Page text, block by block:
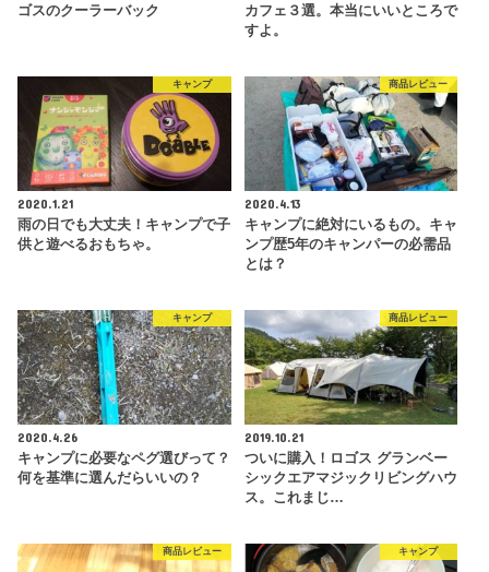
ゴスのクーラーバック
カフェ３選。本当にいいところで
すよ。
キャンプ
2020.1.21
雨の日でも大丈夫！キャンプで子
供と遊べるおもちゃ。
商品レビュー
2020.4.13
キャンプに絶対にいるもの。キャ
ンプ歴5年のキャンパーの必需品
とは？
キャンプ
2020.4.26
キャンプに必要なペグ選びって？
何を基準に選んだらいいの？
商品レビュー
2019.10.21
ついに購入！ロゴス グランベー
シックエアマジックリビングハウ
ス。これまじ…
商品レビュー キャンプ